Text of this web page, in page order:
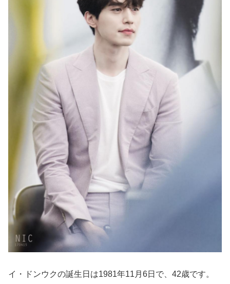
イ・ドンウクの誕生日は1981年11月6日で、42歳です。